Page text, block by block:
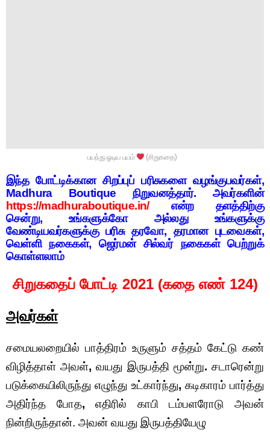
பயந்து ஓடிய பயம் (சிறுகதை)
இந்த போட்டிக்கான சிறப்புப் பரிசுகளை வழங்குபவர்கள்,
Madhura Boutique நிறுவனத்தார். அவர்களின்
https://madhuraboutique.in/என்ற தளத்திற்கு
சென்று, உங்களுக்கோ அல்லது உங்களுக்கு
வேண்டியவர்களுக்கு பரிசு தரவோ, தரமான புடவைகள்,
வெள்ளி நகைகள், ஜெர்மன் சில்வர் நகைகள் பெற்றுக்
கொள்ளலாம்
சிறுகதைப் போட்டி 2021 (கதை எண் 124)
அவர்கள்
சமையலறையில் பாத்திரம் உருளும் சத்தம் கேட்டு கண்
விழித்தாள் அவள்,வயது இருபத்தி மூன்று.சடாரென்று
படுக்கையிலிருந்து எழுந்து உட்கார்ந்து, கடிகாரம் பார்த்து
அதிர்ந்த போத,எதிரில் காபி டம்பளரோடு அவன்
நின்றிருந்தான். அவன் வயது இருபத்தியேழு